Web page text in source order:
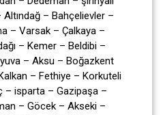
– Bahçelievler –
– Varsak – Çalkaya –
– Kemer – Beldibi –
– Aksu – Boğazkent
– Fethiye – Korkuteli
– isparta – Gazipaşa –
– Göcek – Akseki –